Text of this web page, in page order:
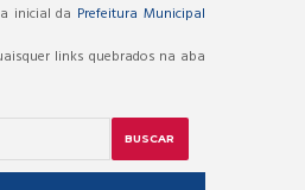
inicial da Prefeitura Municipal
links quebrados na aba